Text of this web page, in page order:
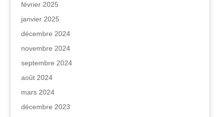
février 2025
janvier 2025
décembre 2024
novembre 2024
septembre 2024
août 2024
mars 2024
décembre 2023